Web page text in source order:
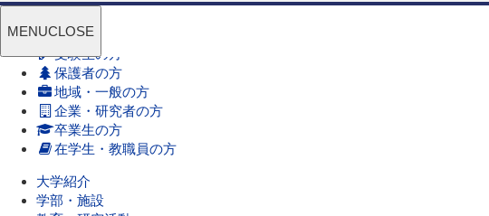
MENUCLOSE
受験生の方
保護者の方
地域・一般の方
企業・研究者の方
卒業生の方
在学生・教職員の方
大学紹介
学部・施設